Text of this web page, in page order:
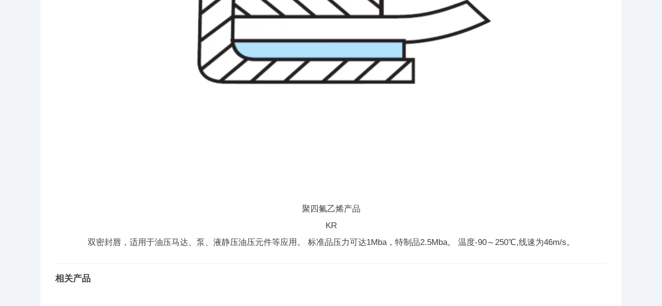
聚四氟乙烯产品
KR
双密封唇，适用于油压马达、泵、液静压油压元件等应用。 标准品压力可达1Mba，特制品2.5Mba。 温度-90～250℃,线速为46m/s。
相关产品